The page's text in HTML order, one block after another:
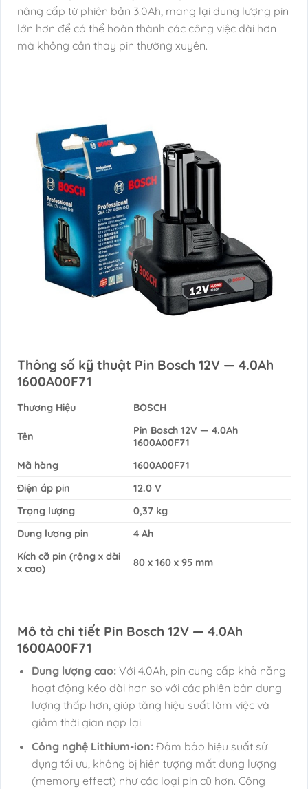
nâng cấp từ phiên bản 3.0Ah, mang lại dung lượng pin
lớn hơn để có thể hoàn thành các công việc dài hơn
mà không cần thay pin thường xuyên.
Thông số kỹ thuật Pin Bosch 12V — 4.0Ah
1600A00F71
Thương Hiệu BOSCH
Tên
Pin Bosch 12V — 4.0Ah
1600A00F71
Mã hàng
1600A00F71
Điện áp pin
12.0 V
Trọng lượng
0,37 kg
Dung lượng pin
4 Ah
Kích cỡ pin (rộng x dài
x cao)
80 x 160 x 95 mm
Mô tả chi tiết Pin Bosch 12V — 4.0Ah
1600A00F71
Dung lượng cao:Với 4.0Ah, pin cung cấp khả năng
hoạt động kéo dài hơn so với các phiên bản dung
lượng thấp hơn, giúp tăng hiệu suất làm việc và
giảm thời gian nạp lại.
Công nghệ Lithium-ion:Đảm bảo hiệu suất sử
dụng tối ưu, không bị hiện tượng mất dung lượng
(memory effect) như các loại pin cũ hơn. Công